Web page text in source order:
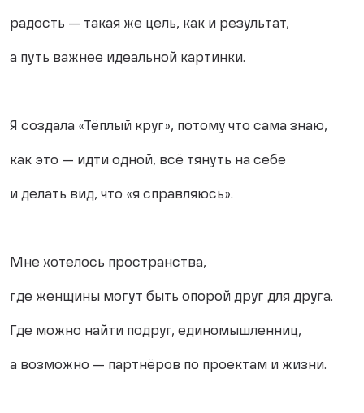
радость — такая же цель, как и результат,
а путь важнее идеальной картинки.
Я создала «Тёплый круг», потому что сама знаю,
как это — идти одной, всё тянуть на себе
и делать вид, что «я справляюсь».
Мне хотелось пространства,
где женщины могут быть опорой друг для друга.
Где можно найти подруг, единомышленниц,
а возможно — партнёров по проектам и жизни.